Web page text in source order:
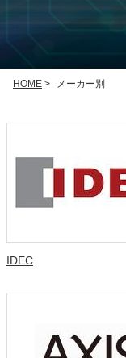
HOME > メーカー別
IDEC